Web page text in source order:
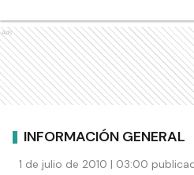
Ads
INFORMACIÓN GENERAL
1 de julio de 2010 | 03:00